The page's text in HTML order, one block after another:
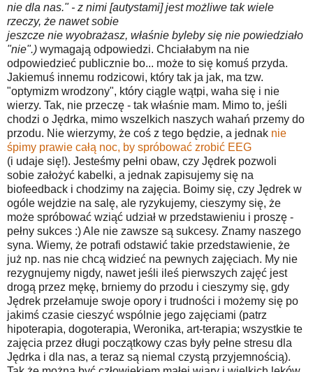
nie dla nas." - z nimi [autystami] jest możliwe tak wiele
rzeczy, że nawet sobie
jeszcze nie wyobrażasz, właśnie byleby się nie powiedziało
"nie".) wymagają odpowiedzi. Chciałabym na nie
odpowiedzieć publicznie bo... może to się komuś przyda.
Jakiemuś innemu rodzicowi, który tak ja jak, ma tzw.
"optymizm wrodzony", który ciągle wątpi, waha się i nie
wierzy. Tak, nie przeczę - tak właśnie mam. Mimo to, jeśli
chodzi o Jędrka, mimo wszelkich naszych wahań przemy do
przodu. Nie wierzymy, że coś z tego będzie, a jednak nie
śpimy prawie całą noc, by spróbować zrobić EEG
(i udaje się!). Jesteśmy pełni obaw, czy Jędrek pozwoli
sobie założyć kabelki, a jednak zapisujemy się na
biofeedback i chodzimy na zajęcia. Boimy się, czy Jędrek w
ogóle wejdzie na salę, ale ryzykujemy, cieszymy się, że
może spróbować wziąć udział w przedstawieniu i proszę -
pełny sukces :) Ale nie zawsze są sukcesy. Znamy naszego
syna. Wiemy, że potrafi odstawić takie przedstawienie, że
już np. nas nie chcą widzieć na pewnych zajęciach. My nie
rezygnujemy nigdy, nawet jeśli ileś pierwszych zajęć jest
drogą przez mękę, brniemy do przodu i cieszymy się, gdy
Jędrek przełamuje swoje opory i trudności i możemy się po
jakimś czasie cieszyć wspólnie jego zajęciami (patrz
hipoterapia, dogoterapia, Weronika, art-terapia; wszystkie te
zajęcia przez długi początkowy czas były pełne stresu dla
Jędrka i dla nas, a teraz są niemal czystą przyjemnością).